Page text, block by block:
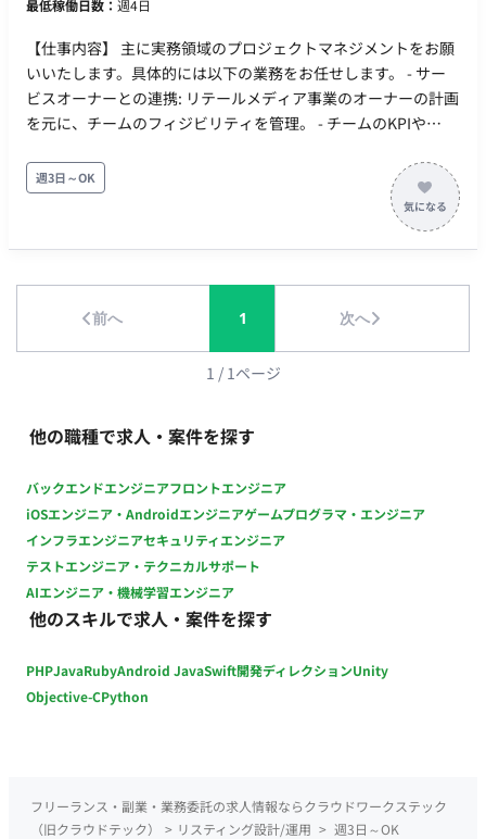
最低稼働日数： 週4日
【仕事内容】 主に実務領域のプロジェクトマネジメントをお願
いいたします。具体的には以下の業務をお任せします。 - サー
ビスオーナーとの連携: リテールメディア事業のオーナーの計画
を元に、チームのフィジビリティを管理。 - チームのKPIや
ための支援を行う。 - 各アカウントのKPI管理: 戦略/戦術から引
かれたKPIを達成するための阻害要因を解消し、施策を遂行す
る。 - ステークホルダーマネジメント: メーカーや代理店、社内
バイヤーとのコミュニケーションや要望の確認と対応。 - 契約/
内の会議体の設定とファシリテーション。 - 戦略層への成長戦
略提案支援: オーナーが社内の戦略構築層へ説明・提案を行う際
の、資料や報告内容の整理。
週3日～OK
前へ 1 次へ
1 / 1ページ
他の職種で求人・案件を探す
バックエンドエンジニアフロントエンジニア
iOSエンジニア・Androidエンジニアゲームプログラマ・エンジニア
インフラエンジニアセキュリティエンジニア
テストエンジニア・テクニカルサポート
AIエンジニア・機械学習エンジニア
他のスキルで求人・案件を探す
PHPJavaRubyAndroid JavaSwift開発ディレクションUnity
Objective-CPython
フリーランス・副業・業務委託の求人情報ならクラウドワークステック
（旧クラウドテック）
> リスティング設計/運用 > 週3日～OK